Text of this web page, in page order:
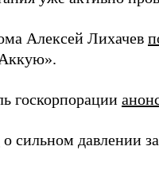
Алексей Лихачев
госкорпорации
о сильном давлении